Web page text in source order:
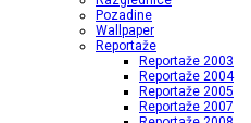
Pozadine
Wallpaper
Reportaže
Reportaže 2003
Reportaže 2004
Reportaže 2005
Reportaže 2007